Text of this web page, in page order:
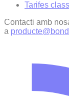
Tarifes
Contacti amb
a